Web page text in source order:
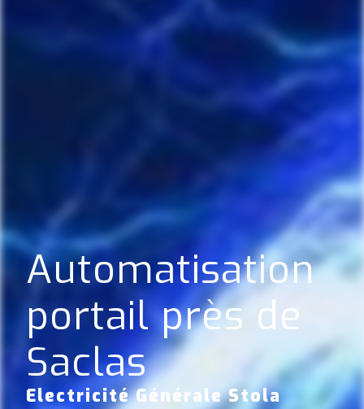
Automatisation
portail près de
Saclas
Electricité Générale Stola